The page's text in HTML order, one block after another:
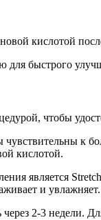
кислотой
для быстрого
чтобы
к
кислотой.
является
и
2-3 недели.